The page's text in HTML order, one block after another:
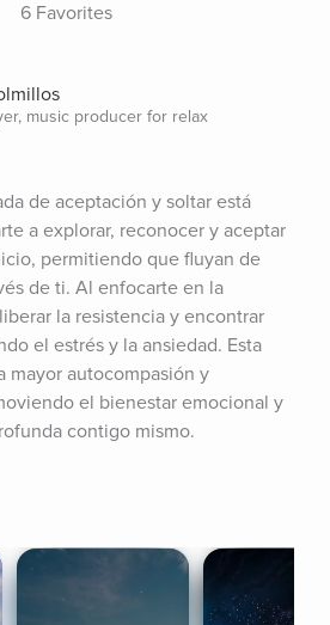
6 Favorites
music producer for relax
de aceptación y soltar está
a explorar, reconocer y aceptar
permitiendo que fluyan de
de ti. Al enfocarte en la
la resistencia y encontrar
el estrés y la ansiedad. Esta
mayor autocompasión y
el bienestar emocional y
contigo mismo.